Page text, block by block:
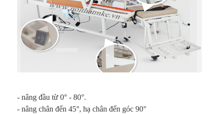
- nâng đầu từ 0° - 80°.
- nâng chân đến 45°, hạ chân đến góc 90°